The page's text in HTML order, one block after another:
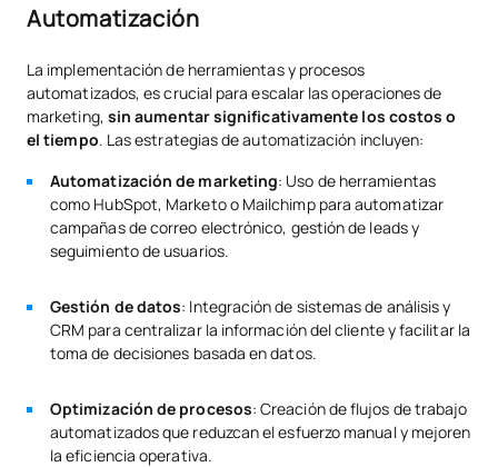
Automatización
La implementación de herramientas y procesos
automatizados, es crucial para escalar las operaciones de
marketing, sin aumentar significativamente los costos o
el tiempo. Las estrategias de automatización incluyen:
Automatización de marketing: Uso de herramientas
como HubSpot, Marketo o Mailchimp para automatizar
campañas de correo electrónico, gestión de leads y
seguimiento de usuarios.
Gestión de datos: Integración de sistemas de análisis y
CRM para centralizar la información del cliente y facilitar la
toma de decisiones basada en datos.
Optimización de procesos: Creación de flujos de trabajo
automatizados que reduzcan el esfuerzo manual y mejoren
la eficiencia operativa.